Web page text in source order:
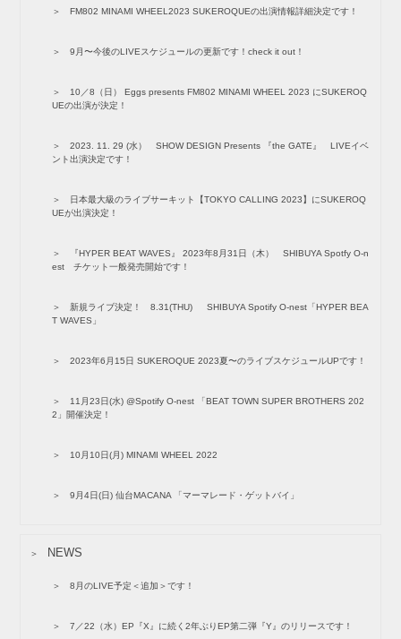
FM802 MINAMI WHEEL2023 SUKEROQUEの出演情報詳細決定です！
9月〜今後のLIVEスケジュールの更新です！check it out！
10／8（日） Eggs presents FM802 MINAMI WHEEL 2023 にSUKEROQ
UEの出演が決定！
2023. 11. 29 (水） SHOW DESIGN Presents 『the GATE』 LIVEイベ
ント出演決定です！
日本最大級のライブサーキット【TOKYO CALLING 2023】にSUKEROQ
UEが出演決定！
『HYPER BEAT WAVES』 2023年8月31日（木） SHIBUYA Spotfy O-n
est チケット一般発売開始です！
新規ライブ決定！ 8.31(THU) SHIBUYA Spotify O-nest「HYPER BEA
T WAVES」
2023年6月15日 SUKEROQUE 2023夏〜のライブスケジュールUPです！
11月23日(水) @Spotify O-nest 「BEAT TOWN SUPER BROTHERS 202
2」開催決定！
10月10日(月) MINAMI WHEEL 2022
9月4日(日) 仙台MACANA 「マーマレード・ゲットバイ」
NEWS
8月のLIVE予定＜追加＞です！
7／22（水）EP『X』に続く2年ぶりEP第二弾『Y』のリリースです！